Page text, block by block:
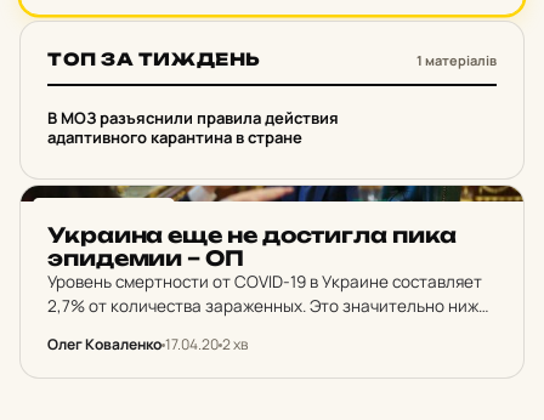
ТОП ЗА ТИЖДЕНЬ 1 матеріалів
1
В МОЗ разъяснили правила действия
адаптивного карантина в стране
Ук­ра­и­на еще не дос­тиг­ла пика
эпи­де­мии – ОП
Уровень смертности от COVID-19 в Украине составляет
2,7% от количества зараженных. Это значительно ниже
Олег Коваленко17.04.202 хв